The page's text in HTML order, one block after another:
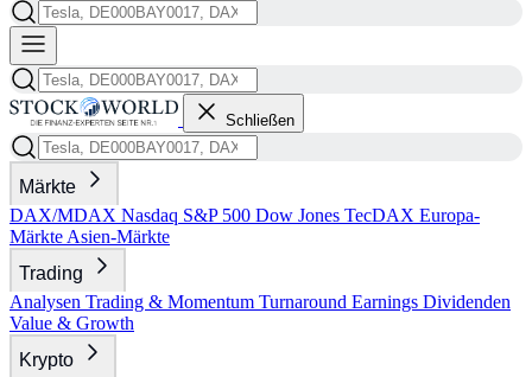
Schließen
Märkte
DAX/MDAX Nasdaq S&P 500 Dow Jones TecDAX Europa-
Märkte Asien-Märkte
Trading
Analysen Trading & Momentum Turnaround Earnings Dividenden
Value & Growth
Krypto